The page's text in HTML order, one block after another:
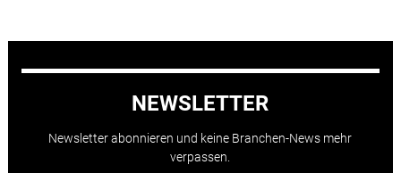
NEWSLETTER
Newsletter abonnieren und keine Branchen-News mehr
verpassen.